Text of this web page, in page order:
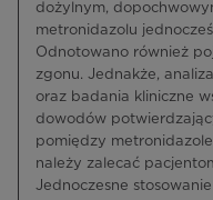
dożylnym,
metronidazolu
Odnotowano również
zgonu. Jednakże,
oraz badania kliniczne
dowodów
pomiędzy
należy zalecać
Jednoczesne